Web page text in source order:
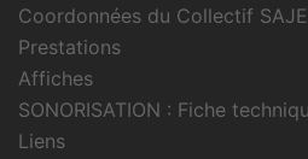
Coordonnées du Collectif
Prestations
Affiches
SONORISATION : Fiche
Liens